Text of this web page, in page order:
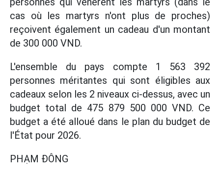
cas où les martyrs n'ont plus de proches)
reçoivent également un cadeau d'un montant
de 300 000 VND.
L'ensemble du pays compte 1 563 392
personnes méritantes qui sont éligibles aux
cadeaux selon les 2 niveaux ci-dessus, avec un
budget total de 475 879 500 000 VND. Ce
budget a été alloué dans le plan du budget de
l'État pour 2026.
PHẠM ĐÔNG